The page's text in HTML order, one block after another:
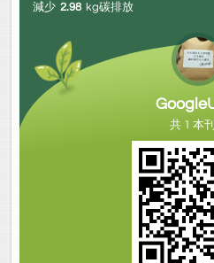
減少 2.98 kg碳排放
共 1 本